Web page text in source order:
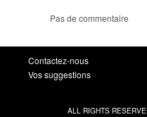
Pas de commentaire
Contactez-nous
Vos suggestions
ALL RIGHTS